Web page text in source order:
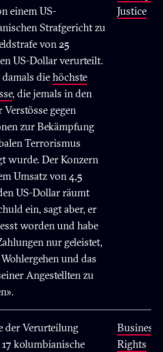
einem US-
Strafgericht zu
von 25
US-Dollar verurteilt.
diehöchste
, die jemals in den
Verstösse gegen
zur Bekämpfung
Terrorismus
wurde. Der Konzern
Umsatz von 4,5
US-Dollar räumt
ein, sagt aber, er
worden und habe
nur geleistet,
und das
Angestellten zu
Justice
der Verurteilung
kolumbianische
Business
Rights